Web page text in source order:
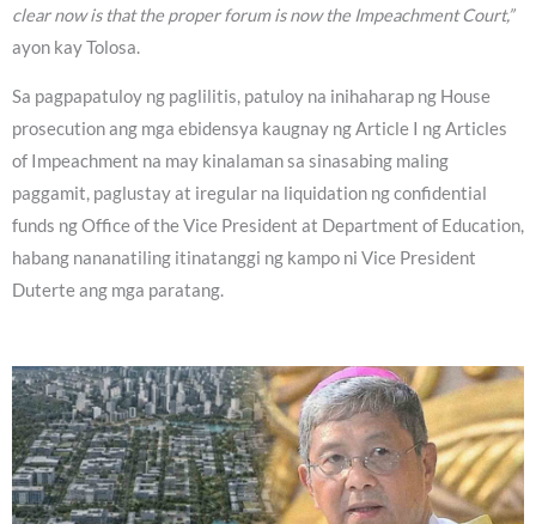
clear now is that the proper forum is now the Impeachment Court,”
ayon kay Tolosa.
Sa pagpapatuloy ng paglilitis, patuloy na inihaharap ng House
prosecution ang mga ebidensya kaugnay ng Article I ng Articles
of Impeachment na may kinalaman sa sinasabing maling
paggamit, paglustay at iregular na liquidation ng confidential
funds ng Office of the Vice President at Department of Education,
habang nananatiling itinatanggi ng kampo ni Vice President
Duterte ang mga paratang.